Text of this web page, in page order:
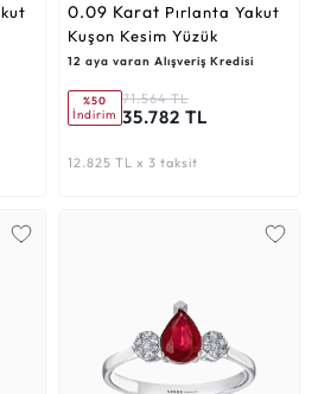
0.09 Karat
Kuşon Kesim Yüzük
12 aya varan Alışveriş Kredisi
%50
İndirim
71.564 TL
35.782 TL
12.825 TL x 3 taksit